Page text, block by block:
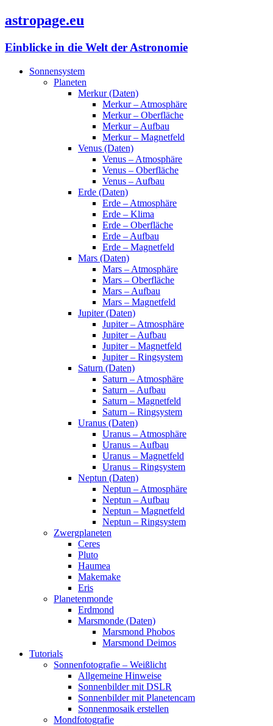
astropage.eu
Einblicke in die Welt der Astronomie
Sonnensystem
Planeten
Merkur (Daten)
Merkur – Atmosphäre
Merkur – Oberfläche
Merkur – Aufbau
Merkur – Magnetfeld
Venus (Daten)
Venus – Atmosphäre
Venus – Oberfläche
Venus – Aufbau
Erde (Daten)
Erde – Atmosphäre
Erde – Klima
Erde – Oberfläche
Erde – Aufbau
Erde – Magnetfeld
Mars (Daten)
Mars – Atmosphäre
Mars – Oberfläche
Mars – Aufbau
Mars – Magnetfeld
Jupiter (Daten)
Jupiter – Atmosphäre
Jupiter – Aufbau
Jupiter – Magnetfeld
Jupiter – Ringsystem
Saturn (Daten)
Saturn – Atmosphäre
Saturn – Aufbau
Saturn – Magnetfeld
Saturn – Ringsystem
Uranus (Daten)
Uranus – Atmosphäre
Uranus – Aufbau
Uranus – Magnetfeld
Uranus – Ringsystem
Neptun (Daten)
Neptun – Atmosphäre
Neptun – Aufbau
Neptun – Magnetfeld
Neptun – Ringsystem
Zwergplaneten
Ceres
Pluto
Haumea
Makemake
Eris
Planetenmonde
Erdmond
Marsmonde (Daten)
Marsmond Phobos
Marsmond Deimos
Tutorials
Sonnenfotografie – Weißlicht
Allgemeine Hinweise
Sonnenbilder mit DSLR
Sonnenbilder mit Planetencam
Sonnenmosaik erstellen
Mondfotografie